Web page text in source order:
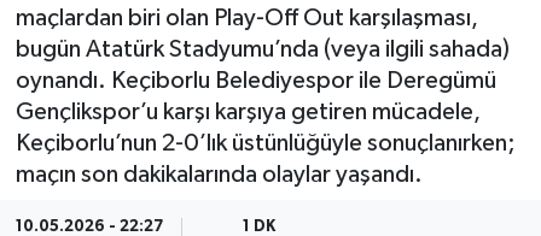
maçlardan biri olan Play-Off Out karşılaşması,
bugün Atatürk Stadyumu’nda (veya ilgili sahada)
oynandı. Keçiborlu Belediyespor ile Deregümü
Gençlikspor’u karşı karşıya getiren mücadele,
Keçiborlu’nun 2-0’lık üstünlüğüyle sonuçlanırken;
maçın son dakikalarında olaylar yaşandı.
10.05.2026 - 22:27 1 DK
BİLİM VE TEKNOLOJİ
EĞİTİM
GENEL
Tüm Manşetler
Son Dakika Haberleri
Haber Arşivi